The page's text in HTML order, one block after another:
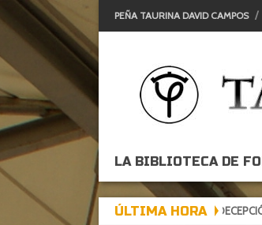
PEÑA TAURINA DAVID CAMPOS
LA BIBLIOTECA DE
ÚLTIMA HORA
DE EXPECTACIÓN, TARDE DE DECEPCIÓN